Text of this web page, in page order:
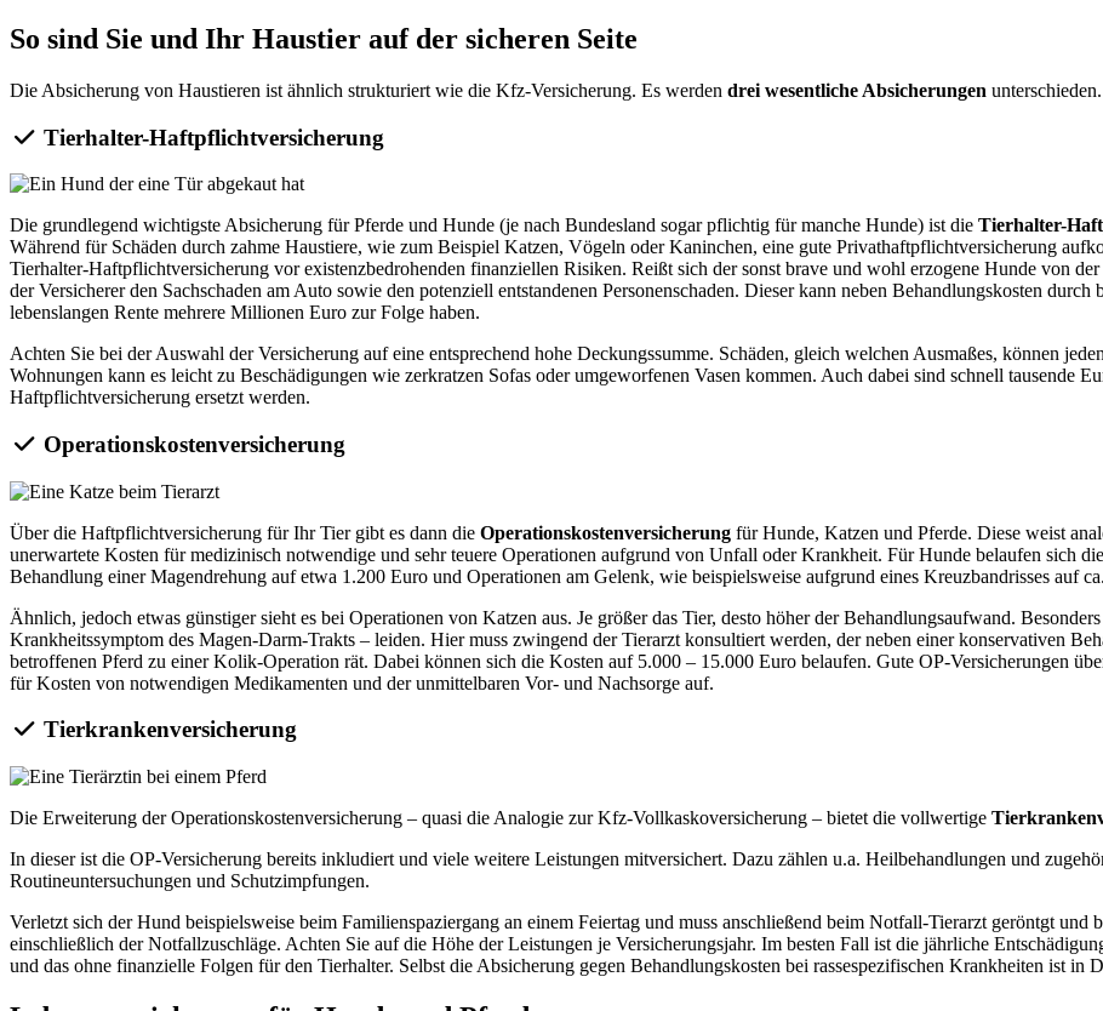
So sind Sie und Ihr Haustier auf der sicheren Seite
Die Absicherung von Haustieren ist ähnlich strukturiert wie die Kfz-Versicherung. Es werden drei wesentliche Absicherungen unterschieden.
Tierhalter-Haftpflichtversicherung
Die grundlegend wichtigste Absicherung für Pferde und Hunde (je nach Bundesland sogar pflichtig für manche Hunde) ist die Tierhalter-
Während für Schäden durch zahme Haustiere, wie zum Beispiel Katzen, Vögeln oder Kaninchen, eine gute Privathaftpflichtversicherung
Tierhalter-Haftpflichtversicherung vor existenzbedrohenden finanziellen Risiken. Reißt sich der sonst brave und wohl erzogene Hunde von
der Versicherer den Sachschaden am Auto sowie den potenziell entstandenen Personenschaden. Dieser kann neben Behandlungskosten
lebenslangen Rente mehrere Millionen Euro zur Folge haben.
Achten Sie bei der Auswahl der Versicherung auf eine entsprechend hohe Deckungssumme. Schäden, gleich welchen Ausmaßes, können
Wohnungen kann es leicht zu Beschädigungen wie zerkratzen Sofas oder umgeworfenen Vasen kommen. Auch dabei sind schnell tausende
Haftpflichtversicherung ersetzt werden.
Operationskostenversicherung
Über die Haftpflichtversicherung für Ihr Tier gibt es dann die Operationskostenversicherung für Hunde, Katzen und Pferde. Diese weist
unerwartete Kosten für medizinisch notwendige und sehr teuere Operationen aufgrund von Unfall oder Krankheit. Für Hunde belaufen sich
Behandlung einer Magendrehung auf etwa 1.200 Euro und Operationen am Gelenk, wie beispielsweise aufgrund eines Kreuzbandrisses auf
Ähnlich, jedoch etwas günstiger sieht es bei Operationen von Katzen aus. Je größer das Tier, desto höher der Behandlungsaufwand.
Krankheitssymptom des Magen-Darm-Trakts – leiden. Hier muss zwingend der Tierarzt konsultiert werden, der neben einer konservativen
betroffenen Pferd zu einer Kolik-Operation rät. Dabei können sich die Kosten auf 5.000 – 15.000 Euro belaufen. Gute OP-Versicherungen
für Kosten von notwendigen Medikamenten und der unmittelbaren Vor- und Nachsorge auf.
Tierkrankenversicherung
Die Erweiterung der Operationskostenversicherung – quasi die Analogie zur Kfz-Vollkaskoversicherung – bietet die vollwertige
In dieser ist die OP-Versicherung bereits inkludiert und viele weitere Leistungen mitversichert. Dazu zählen u.a. Heilbehandlungen und
Routineuntersuchungen und Schutzimpfungen.
Verletzt sich der Hund beispielsweise beim Familienspaziergang an einem Feiertag und muss anschließend beim Notfall-Tierarzt geröntgt
einschließlich der Notfallzuschläge. Achten Sie auf die Höhe der Leistungen je Versicherungsjahr. Im besten Fall ist die jährliche
und das ohne finanzielle Folgen für den Tierhalter. Selbst die Absicherung gegen Behandlungskosten bei rassespezifischen Krankheiten ist in